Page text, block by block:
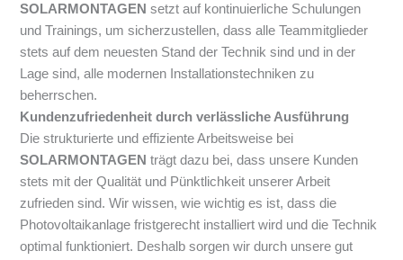
SOLARMONTAGEN setzt auf kontinuierliche Schulungen
und Trainings, um sicherzustellen, dass alle Teammitglieder
stets auf dem neuesten Stand der Technik sind und in der
Lage sind, alle modernen Installationstechniken zu
beherrschen.
Kundenzufriedenheit durch verlässliche Ausführung
Die strukturierte und effiziente Arbeitsweise bei
SOLARMONTAGEN trägt dazu bei, dass unsere Kunden
stets mit der Qualität und Pünktlichkeit unserer Arbeit
zufrieden sind. Wir wissen, wie wichtig es ist, dass die
Photovoltaikanlage fristgerecht installiert wird und die Technik
optimal funktioniert. Deshalb sorgen wir durch unsere gut